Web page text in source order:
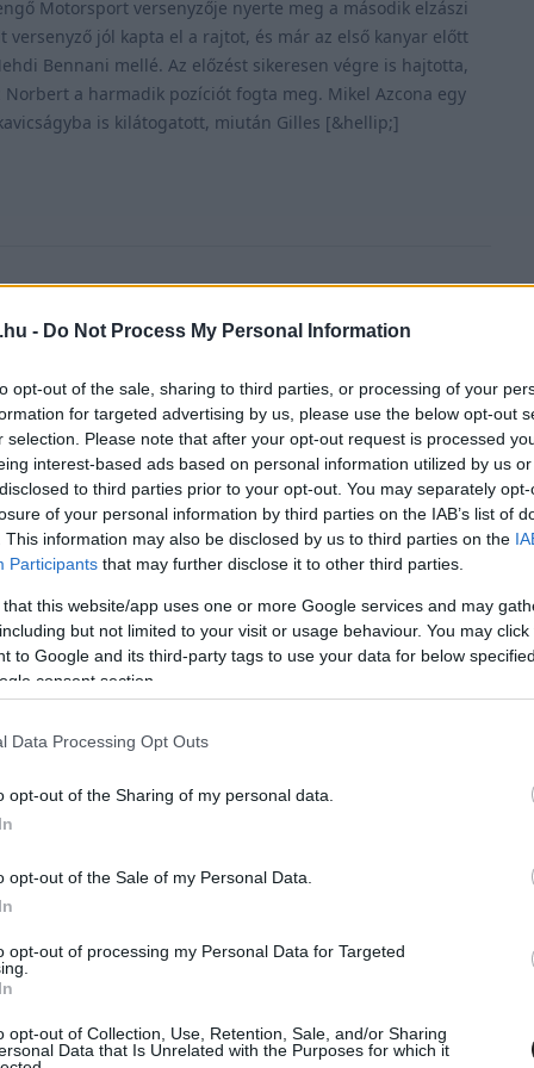
- Do Not Process My Personal Information
opt-out of the sale, sharing to third parties, or processing of your
for targeted advertising by us, please use the below opt-out
selection. Please note that after your opt-out request is processed
interest-based ads based on personal information utilized by us
to third parties prior to your opt-out. You may separately
of your personal information by third parties on the IAB’s list of
This information may also be disclosed by us to third parties on the
Participants that may further disclose it to other third parties.
that this website/app uses one or more Google services and may
but not limited to your visit or usage behaviour. You may
to Google and its third-party tags to use your data for below
consent section.
Data Processing Opt Outs
opt-out of the Sharing of my personal data.
opt-out of the Sale of my Personal Data.
opt-out of processing my Personal Data for Targeted
opt-out of Collection, Use, Retention, Sale, and/or Sharing
Data that Is Unrelated with the Purposes for which it
Motorsport versenyzője nyerte meg a második elzászi
versenyző jól kapta el a rajtot, és már az első kanyar előtt
Bennani mellé. Az előzést sikeresen végre is hajtotta,
a harmadik pozíciót fogta meg. Mikel Azcona egy
is kilátogatott, miután Gilles [&hellip;]
7.
nyerte az első elzászi futamot,
az első tízben
pilótája, Nathaenel Berthon nyerte az első WTCR
melyet immár a Lynk &amp; Co autók nélkül
pilóta mindössze három tizeddel ért be Girolami és hat
előtt. Berthonnak sikerült lerajtolnia a pole-ból induló
pedig már nem engedte ki a kezéből a győzelmet. Az
[&hellip;]
utasította vissza a Cyan
hanem a sorozat döntése miatt marad távol a Cyan
TCR sorozatokért felelős WSC Group a kínai márka Balance